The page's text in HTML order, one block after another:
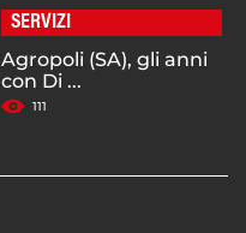
SERVIZI
Agropoli (SA), gli anni
con Di ...
111